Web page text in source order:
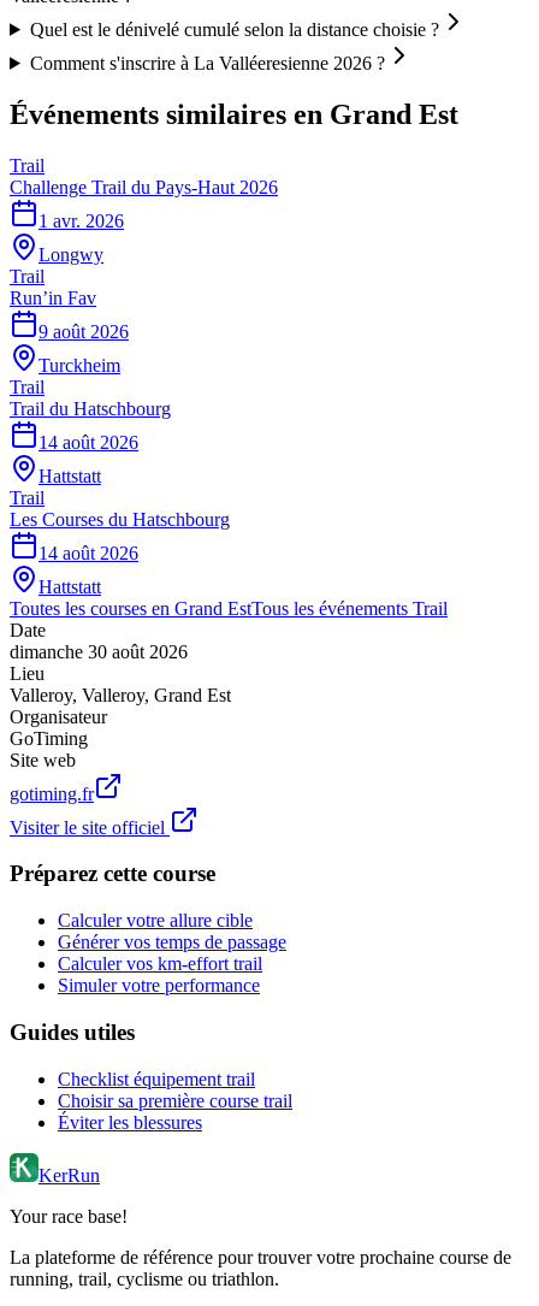
Quel est le dénivelé cumulé selon la distance choisie ?
Comment s'inscrire à La Valléeresienne 2026 ?
Événements similaires en Grand Est
Trail
Challenge Trail du Pays-Haut 2026
1 avr. 2026
Longwy
Trail
Run’in Fav
9 août 2026
Turckheim
Trail
Trail du Hatschbourg
14 août 2026
Hattstatt
Trail
Les Courses du Hatschbourg
14 août 2026
Hattstatt
Toutes les courses en Grand EstTous les événements Trail
Date
dimanche 30 août 2026
Lieu
Valleroy, Valleroy, Grand Est
Organisateur
GoTiming
Site web
gotiming.fr
Visiter le site officiel
Préparez cette course
Calculer votre allure cible
Générer vos temps de passage
Calculer vos km-effort trail
Simuler votre performance
Guides utiles
Checklist équipement trail
Choisir sa première course trail
Éviter les blessures
KerRun
Your race base!
La plateforme de référence pour trouver votre prochaine course de
running, trail, cyclisme ou triathlon.